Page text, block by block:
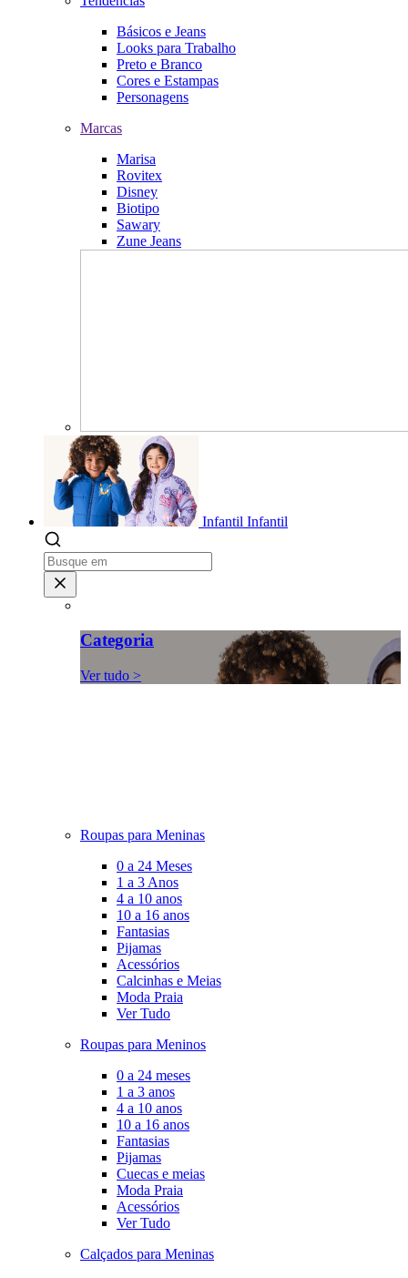
Básicos e Jeans
Looks para Trabalho
Preto e Branco
Cores e Estampas
Personagens
Marcas
Marisa
Rovitex
Disney
Biotipo
Sawary
Zune Jeans
Infantil Infantil
Categoria
Ver tudo >
Roupas para Meninas
0 a 24 Meses
1 a 3 Anos
4 a 10 anos
10 a 16 anos
Fantasias
Pijamas
Acessórios
Calcinhas e Meias
Moda Praia
Ver Tudo
Roupas para Meninos
0 a 24 meses
1 a 3 anos
4 a 10 anos
10 a 16 anos
Fantasias
Pijamas
Cuecas e meias
Moda Praia
Acessórios
Ver Tudo
Calçados para Meninas